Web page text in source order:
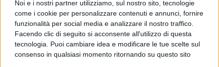
Noi e i nostri partner utilizziamo, sul nostro sito, tecnologie
come i cookie per personalizzare contenuti e annunci, fornire
funzionalità per social media e analizzare il nostro traffico.
Facendo clic di seguito si acconsente all'utilizzo di questa
tecnologia. Puoi cambiare idea e modificare le tue scelte sul
consenso in qualsiasi momento ritornando su questo sito
infatti, si applica anche agli immobili dichiarati
“inagibili o inabitabili”, fino a quando essi non
vengano formalmente classificati come unità
collabenti.